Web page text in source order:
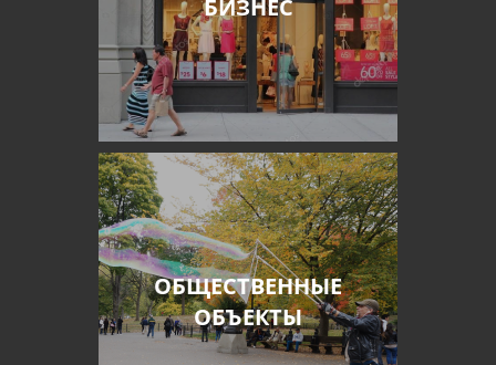
БИЗНЕС
ОБЩЕСТВЕННЫЕ
ОБЪЕКТЫ